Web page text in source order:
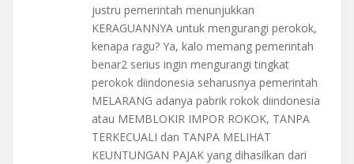
justru pemerintah menunjukkan
KERAGUANNYA untuk mengurangi perokok,
kenapa ragu? Ya, kalo memang pemerintah
benar2 serius ingin mengurangi tingkat
perokok diindonesia seharusnya pemerintah
MELARANG adanya pabrik rokok diindonesia
atau MEMBLOKIR IMPOR ROKOK, TANPA
TERKECUALI dan TANPA MELIHAT
KEUNTUNGAN PAJAK yang dihasilkan dari